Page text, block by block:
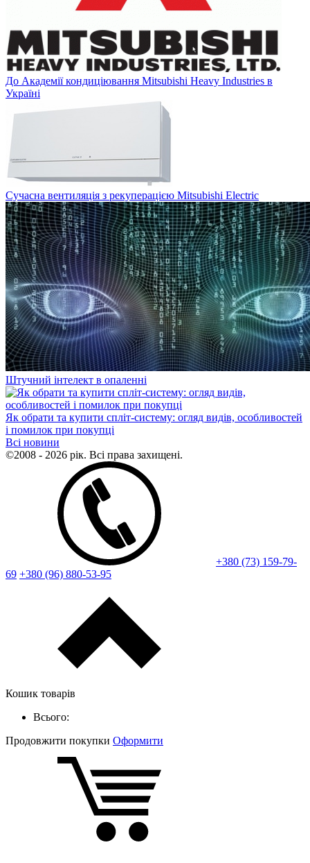
До Академії кондиціювання Mitsubishi Heavy Industries в
Україні
Сучасна вентиляція з рекуперацією Mitsubishi Electric
Штучний інтелект в опаленні
Як обрати та купити спліт-систему: огляд видів, особливостей
і помилок при покупці
Всі новини
©2008 - 2026 рік. Всі права захищені.
+380 (73) 159-79-
69 +380 (96) 880-53-95
Кошик товарів
Всього:
Продовжити покупки Оформити